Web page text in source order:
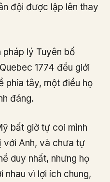
đội được lập lên thay
lý Tuyên bố
1774 đều giới
phía tây, một điều họ
đáng.
bất giờ tự coi mình
với Anh, và chưa tự
duy nhất, nhưng họ
vì lợi ích chung,